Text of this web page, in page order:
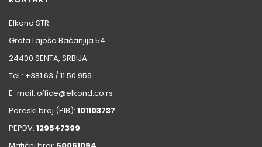
Elkond STR
Grofa Lajoša Baćanjija 54
24400 SENTA, SRBIJA
Tel.: +381 63 / 11 50 959
E-mail: office@elkond.co.rs
Poreski broj (PIB): 101103737
PEPDV: 129547399